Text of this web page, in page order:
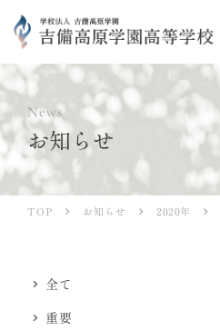
News
お知らせ
TOP お知らせ 2020年
全て
重要